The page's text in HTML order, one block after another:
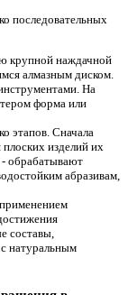
последовательных
крупной наждачной
алмазным диском.
На
форма или
этапов. Сначала
плоских изделий их
- обрабатывают
абразивам,
составы,
натуральным